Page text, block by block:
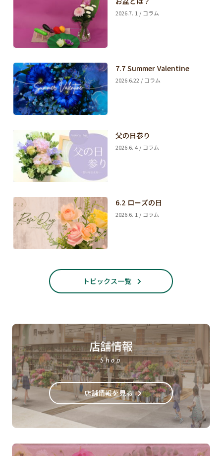
2026.7. 1 / コラム
7.7 Summer Valentine
2026.6.22 / コラム
父の日参り
2026.6. 4 / コラム
6.2 ローズの日
2026.6. 1 / コラム
トピックス一覧
店舗情報
Shop
店舗情報を見る